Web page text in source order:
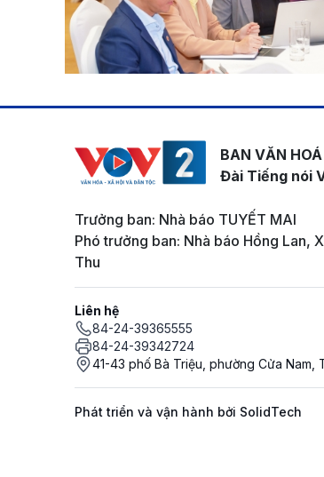
BAN VĂN
Đài Tiếng nói
Trưởng ban: Nhà báo TUYẾT MAI
Phó trưởng ban: Nhà báo Hồng Lan,
Thu
Liên hệ
84-24-39365555
84-24-39342724
41-43 phố Bà Triệu, phường Cửa Nam,
Phát triển và vận hành bởi SolidTech